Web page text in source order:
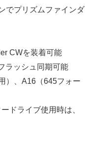
でプリズムファインダ
CWを装着可能
ラッシュ同期可能
）、A16（645フォー
ドライブ使用時は、